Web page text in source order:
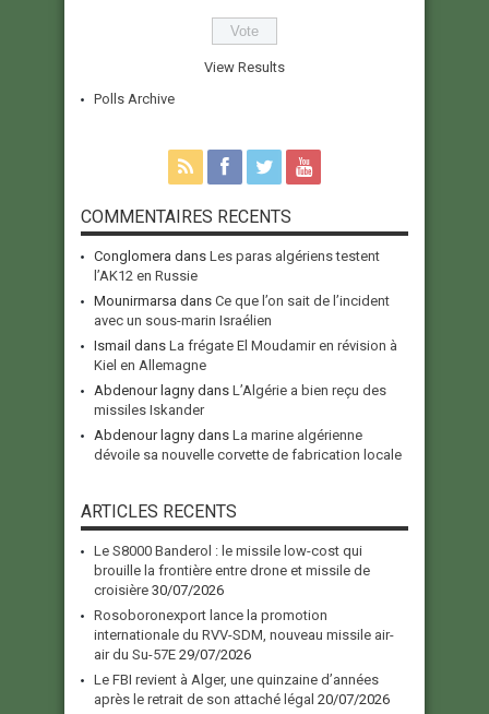
View Results
Polls Archive
COMMENTAIRES RECENTS
Conglomera dans Les paras algériens testent
l’AK12 en Russie
Mounirmarsa dans Ce que l’on sait de l’incident
avec un sous-marin Israélien
Ismail dans La frégate El Moudamir en révision à
Kiel en Allemagne
Abdenour lagny dans L’Algérie a bien reçu des
missiles Iskander
Abdenour lagny dans La marine algérienne
dévoile sa nouvelle corvette de fabrication locale
ARTICLES RECENTS
Le S8000 Banderol : le missile low-cost qui
brouille la frontière entre drone et missile de
croisière 30/07/2026
Rosoboronexport lance la promotion
internationale du RVV-SDM, nouveau missile air-
air du Su-57E 29/07/2026
Le FBI revient à Alger, une quinzaine d’années
après le retrait de son attaché légal 20/07/2026